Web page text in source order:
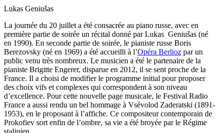
Lukas Geniušas
La journée du 20 juillet a été consacrée au piano russe, avec en
première partie de soirée un récital donné par Lukas Geniušas (né
en 1990). En seconde partie de soirée, le pianiste russe Boris
Berezovsky (né en 1969) a été accueilli à l’Opéra Berlioz par un
public venu très nombreux. Le musicien a été le partenaire de la
pianiste Brigitte Engerer, disparue en 2012, il se sent proche de la
France. Il a choisi de modifier le programme initial pour proposer
des choix vifs et complexes qui correspondent à son niveau
d’excellence. Pour cette nouvelle page musicale, le Festival Radio
France a aussi rendu un bel hommage à Vsévolod Zaderatski (1891-
1953), en le proposant à l’affiche. Ce compositeur contemporain de
Prokofiev sort enfin de l’ombre, sa vie a été broyée par le Régime
stalinien.